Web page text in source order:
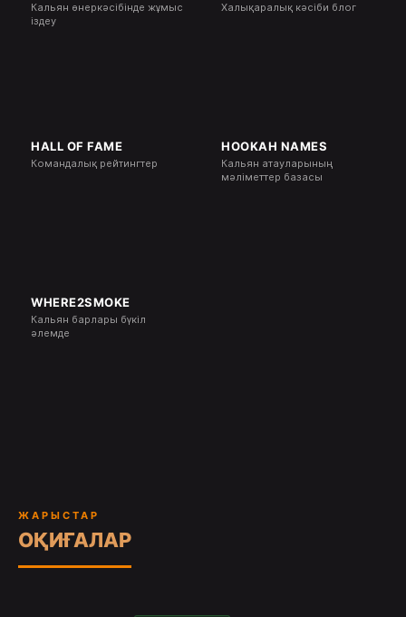
Кальян өнеркәсібінде жұмыс
іздеу
Халықаралық кәсіби блог
HALL OF FAME
Командалық рейтингтер
HOOKAH NAMES
Кальян атауларының
мәліметтер базасы
WHERE2SMOKE
Кальян барлары бүкіл
әлемде
ЖАРЫСТАР
ОҚИҒАЛАР